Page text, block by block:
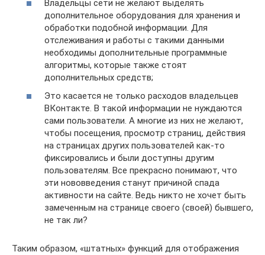
Владельцы сети не желают выделять
дополнительное оборудования для хранения и
обработки подобной информации. Для
отслеживания и работы с такими данными
необходимы дополнительные программные
алгоритмы, которые также стоят
дополнительных средств;
Это касается не только расходов владельцев
ВКонтакте. В такой информации не нуждаются
сами пользователи. А многие из них не желают,
чтобы посещения, просмотр страниц, действия
на страницах других пользователей как-то
фиксировались и были доступны другим
пользователям. Все прекрасно понимают, что
эти нововведения станут причиной спада
активности на сайте. Ведь никто не хочет быть
замеченным на странице своего (своей) бывшего,
не так ли?
Таким образом, «штатных» функций для отображения